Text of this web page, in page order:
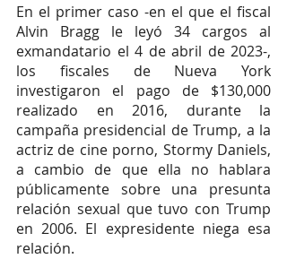
En el primer caso -en el que el fiscal
Alvin Bragg le leyó 34 cargos al
exmandatario el 4 de abril de 2023-,
los fiscales de Nueva York
investigaron el pago de $130,000
realizado en 2016, durante la
campaña presidencial de Trump, a la
actriz de cine porno, Stormy Daniels,
a cambio de que ella no hablara
públicamente sobre una presunta
relación sexual que tuvo con Trump
en 2006. El expresidente niega esa
relación.